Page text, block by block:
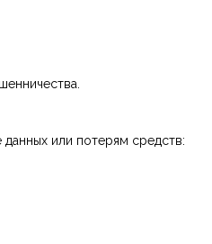
или потерям средств: